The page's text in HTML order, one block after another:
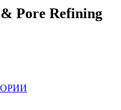
Pore Refining